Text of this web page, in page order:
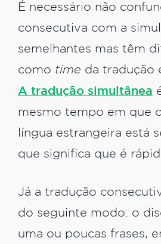
É necessário não
consecutiva com a
semelhantes mas têm
como time da tradução
A tradução simultânea
mesmo tempo em que
língua estrangeira está
que significa que é
Já a tradução
do seguinte modo: o
uma ou poucas frases,